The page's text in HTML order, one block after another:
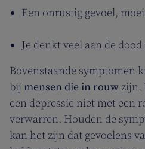
Een onrustig gevoel,
Je denkt veel aan de
Bovenstaande symptomen
bij mensen die in rouw zijn.
een depressie niet met een
verwarren. Houden de
kan het zijn dat gevoelens